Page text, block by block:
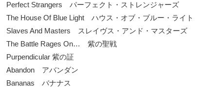
Perfect Strangers パーフェクト・ストレンジャーズ
The House Of Blue Light ハウス・オブ・ブルー・ライト
Slaves And Masters スレイヴス・アンド・マスターズ
The Battle Rages On… 紫の聖戦
Purpendicular 紫の証
Abandon アバンダン
Bananas バナナス